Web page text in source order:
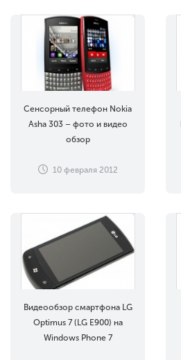
Сенсорный телефон Nokia
Asha 303 – фото и видео
обзор
10 февраля 2012
Видеообзор смартфона LG
Optimus 7 (LG E900) на
Windows Phone 7